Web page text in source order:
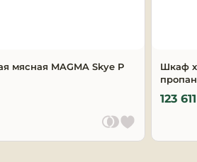
Оснащение
отелей
Запчасти для
мясная MAGMA Skye P
Шкаф
пропан
123